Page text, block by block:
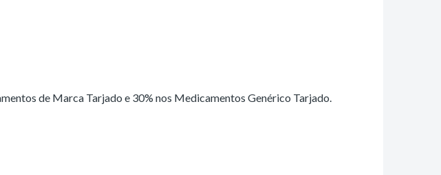
de Marca Tarjado e 30% nos Medicamentos Genérico Tarjado.